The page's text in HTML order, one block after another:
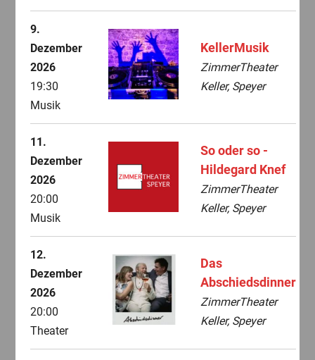
9.
Dezember
2026
19:30
Musik
KellerMusik
ZimmerTheater
Keller, Speyer
11.
Dezember
2026
20:00
Musik
So oder so -
Hildegard Knef
ZimmerTheater
Keller, Speyer
12.
Dezember
2026
20:00
Theater
Das
Abschiedsdinner
ZimmerTheater
Keller, Speyer